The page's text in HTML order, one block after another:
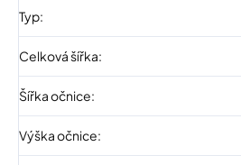
Typ:
Celková šířka:
Šířka očnice:
Výška očnice: